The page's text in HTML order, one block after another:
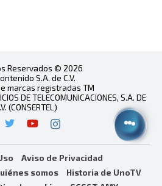
Reservados © 2026
S.A. de C.V.
marcas registradas TM
DE TELECOMUNICACIONES, S.A. DE
(CONSERTEL)
Aviso de Privacidad
somos
Historia de UnoTV